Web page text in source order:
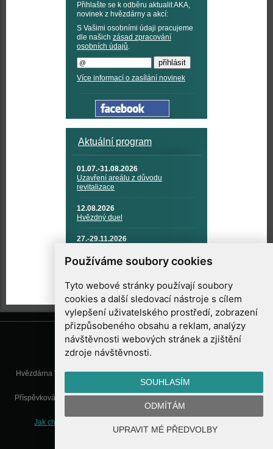
Používáme soubory cookies
Tyto webové stránky používají soubory
cookies a další sledovací nástroje s cílem
vylepšení uživatelského prostředí, zobrazení
přizpůsobeného obsahu a reklam, analýzy
návštěvnosti webových stránek a zjištění
zdroje návštěvnosti.
SOUHLASÍM
ODMÍTÁM
UPRAVIT MÉ PŘEDVOLBY
Přihlašte se k odběru aktualit AKA,
novinek z hvězdárny a akcí:
S Vašimi osobními údaji pracujeme
dle našich zásad zpracování
osobních údajů.
Více informací o zasílání novinek
Aktuální program
01.07.-31.08.2026
Uzavření areálu z důvodu
revitalizace
12.08.2026
Hvězdný duel
27.-29.11.2026
TECHNIKA A KOSMICKÉ
TECHNOLOGIE
Hvězdárna Valašské Meziříčí, příspěvková organizace, Vsetínská 78, 757
01 Valašské Meziříčí
Příspěvková organizace Zlínského kraje. Telefon:571 611 928, Mobil:777
info@astrovm.cz
Jak chráníme Vaše osobní údaje
WebConsult.cz